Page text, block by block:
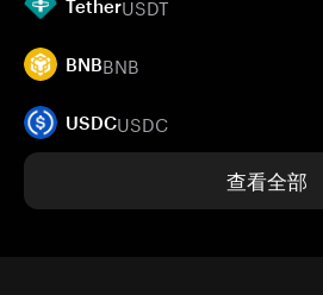
TetherUSDT
BNBBNB
USDCUSDC
查看全部